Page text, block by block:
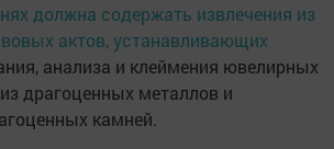
должна содержать извлечения из
актов, устанавливающих
анализа и клеймения ювелирных
драгоценных металлов и
камней.